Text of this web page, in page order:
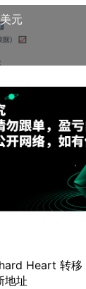
元
Heart 转移
地址